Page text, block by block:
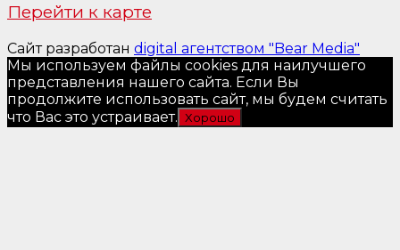
Перейти к карте
Сайт разработан digital агентством "Bear Media"
Мы используем файлы cookies для наилучшего
представления нашего сайта. Если Вы
продолжите использовать сайт, мы будем считать
что Вас это устраивает. Хорошо